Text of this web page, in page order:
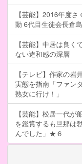
【芸能】2016年度
動 6代目生徒会長倉
【芸能】中居は良く
ない違和感の深層
【テレビ】作家の
実態を指南「ファン
熟女に行け！」
【芸能】松居一代
を鑑賞するも旦那は
んでした」★６